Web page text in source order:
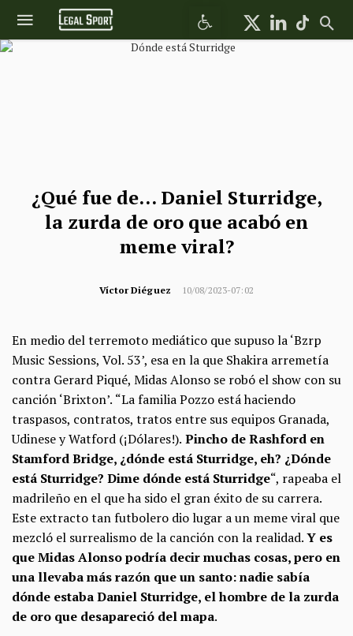
Abrir barra de herramientas
¿Qué fue de… Daniel Sturridge,
la zurda de oro que acabó en
meme viral?
Víctor Diéguez 10/08/2023-07:02
En medio del terremoto mediático que supuso la ‘Bzrp
Music Sessions, Vol. 53’, esa en la que Shakira arremetía
contra Gerard Piqué, Midas Alonso se robó el show con su
canción ‘Brixton’. “La familia Pozzo está haciendo
traspasos, contratos, tratos entre sus equipos Granada,
Udinese y Watford (¡Dólares!). Pincho de Rashford en
Stamford Bridge, ¿dónde está Sturridge, eh? ¿Dónde
está Sturridge? Dime dónde está Sturridge“, rapeaba el
madrileño en el que ha sido el gran éxito de su carrera.
Este extracto tan futbolero dio lugar a un meme viral que
mezcló el surrealismo de la canción con la realidad.Y es
que Midas Alonso podría decir muchas cosas, pero en
una llevaba más razón que un santo: nadie sabía
dónde estaba Daniel Sturridge, el hombre de la zurda
de oro que desapareció del mapa.